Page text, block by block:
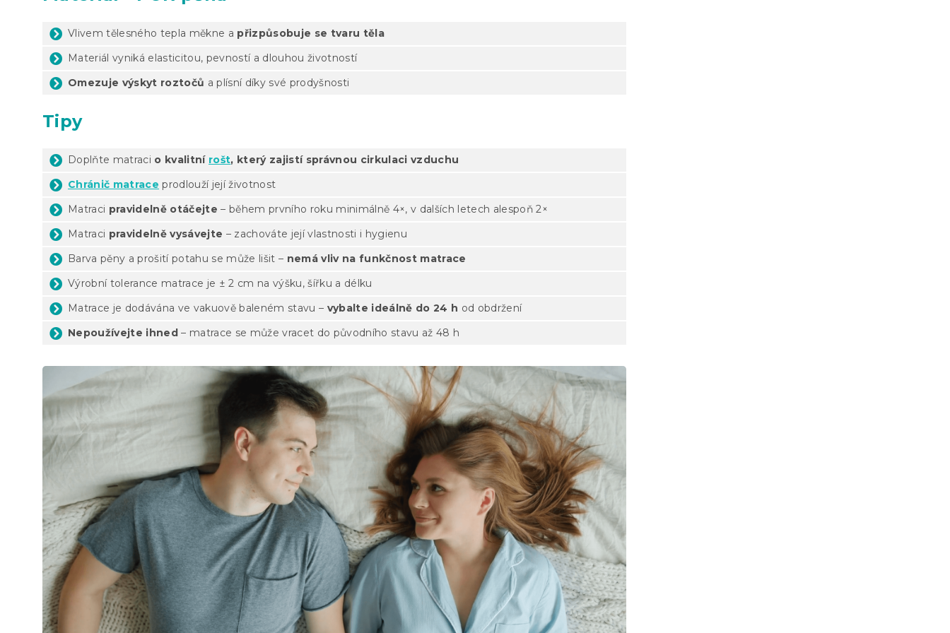
Vlivem tělesného tepla měkne a přizpůsobuje se tvaru těla
Materiál vyniká elasticitou, pevností a dlouhou životností
Omezuje výskyt roztočů a plísní díky své prodyšnosti
Tipy
Doplňte matraci o kvalitní rošt, který zajistí správnou cirkulaci vzduchu
Chránič matrace prodlouží její životnost
Matraci pravidelně otáčejte – během prvního roku minimálně 4×, v dalších letech alespoň 2×
Matraci pravidelně vysávejte – zachováte její vlastnosti i hygienu
Barva pěny a prošití potahu se může lišit – nemá vliv na funkčnost matrace
Výrobní tolerance matrace je ± 2 cm na výšku, šířku a délku
Matrace je dodávána ve vakuově baleném stavu – vybalte ideálně do 24 h od obdržení
Nepoužívejte ihned – matrace se může vracet do původního stavu až 48 h